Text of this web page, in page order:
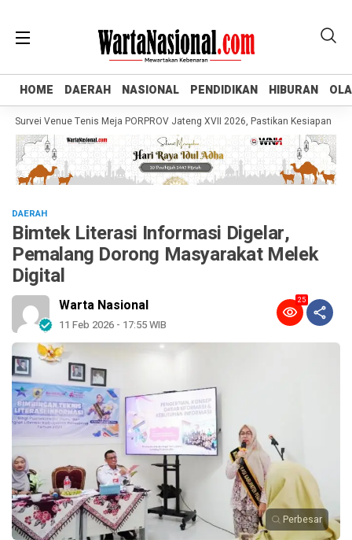
HOME DAERAH NASIONAL PENDIDIKAN HIBURAN
HOME DAERAH NASIONAL PENDIDIKAN HIBURAN
Venue Tenis Meja PORPROV Jateng XVII 2026, Pastikan Kesiapan dan
DAERAH
Bimtek Literasi Informasi Digelar,
Pemalang Dorong Masyarakat Melek
Digital
Warta Nasional
11 Feb 2026 - 17:55 WIB
25
Perbesar